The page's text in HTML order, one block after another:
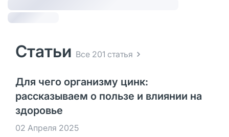
Статьи Все 201 статья
Для чего организму цинк:
рассказываем о пользе и влиянии на
здоровье
02 Апреля 2025